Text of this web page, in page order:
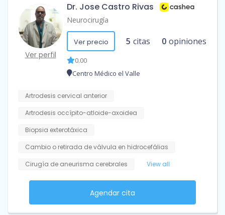
Ver perfil
Dr. Jose Castro Rivas
Neurocirugía
Ver precio 5 citas 0 opiniones
0.00
Centro Médico el Valle
Artrodesis cervical anterior
Artrodesis occípito-atloide-axoidea
Biopsia exterotáxica
Cambio o retirada de válvula en hidrocefálias
Cirugía de aneurisma cerebrales
View all
Agendar cita